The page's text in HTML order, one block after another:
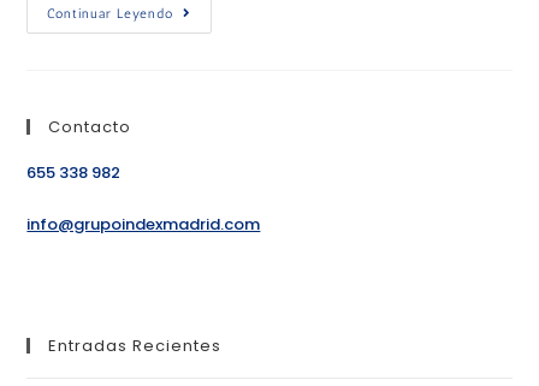
Continuar Leyendo
Contacto
655 338 982
info@grupoindexmadrid.com
Entradas Recientes